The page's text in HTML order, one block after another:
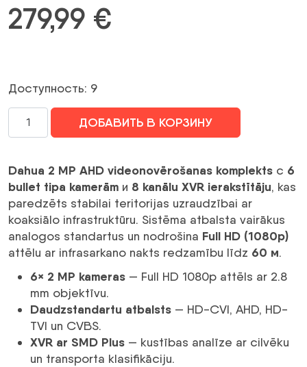
279,99 €
Доступность: 9
Количество
AHD
videonovērošanas
komplekts
(XVR
kameras)
ДОБАВИТЬ В КОРЗИНУ
Dahua 2 MP AHD videonovērošanas komplekts с 6
bullet tipa kamerām и 8 kanālu XVR ierakstītāju, kas
paredzēts stabilai teritorijas uzraudzībai ar
koaksiālo infrastruktūru. Sistēma atbalsta vairākus
analogos standartus un nodrošina Full HD (1080p)
attēlu ar infrasarkano nakts redzamību līdz 60 м.
6× 2 MP kameras — Full HD 1080p attēls ar 2.8
mm objektīvu.
Daudzstandartu atbalsts — HD-CVI, AHD, HD-
TVI un CVBS.
XVR ar SMD Plus — kustības analīze ar cilvēku
un transporta klasifikāciju.